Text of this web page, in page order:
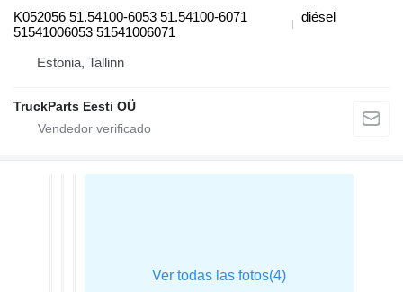
K052056 51.54100-6053 51.54100-6071
51541006053 51541006071
diésel
Estonia, Tallinn
TruckParts Eesti OÜ